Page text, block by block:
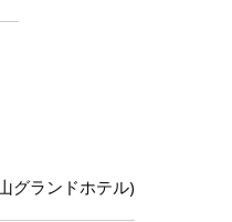
グランドホテル)